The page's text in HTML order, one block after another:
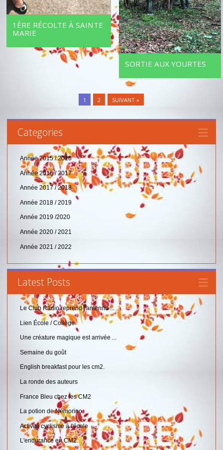
1ÈRE RÉCOLTE À SAINTE
MARIE
SORTIE AUX YOURTES
1 2 SUIVANT »
Categories
Année 2015 / 2016
Année 2016 / 2017
Année 2017 / 2018
Année 2018 / 2019
Année 2019 /2020
Année 2020 / 2021
Année 2021 / 2022
Latest Posts
Le Club Radio reprend l'antenne ...
Lien École / Collège
Une créature magique est arrivée ...
Semaine du goût
English breakfast pour les cm2.
La ronde des auteurs
France Bleu chez les CM2
La potion de Némorino
Activité cyclisme à l'école
L'endurance en CM2.